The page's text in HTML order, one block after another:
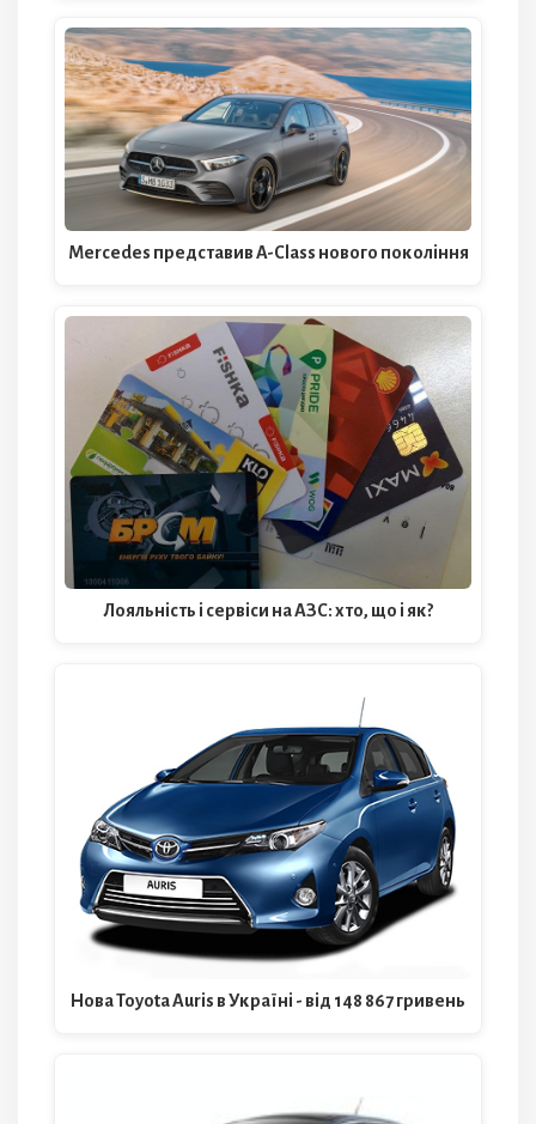
Mercedes представив A-Class нового покоління
Лояльність і сервіси на АЗС: хто, що і як?
Нова Toyota Auris в Україні - від 148 867 гривень